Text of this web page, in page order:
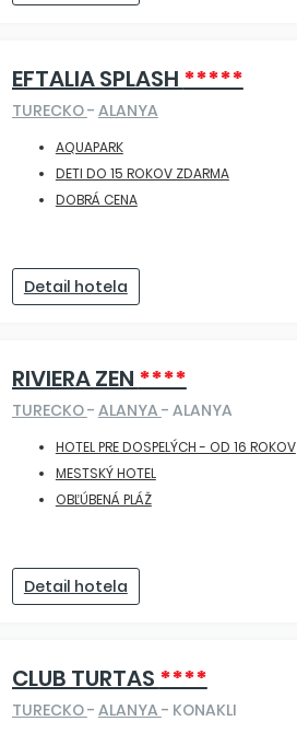
EFTALIA SPLASH *****
TURECKO- ALANYA
AQUAPARK
DETI DO 15 ROKOV ZDARMA
DOBRÁ CENA
Detail hotela
RIVIERA ZEN ****
TURECKO- ALANYA - ALANYA
HOTEL PRE DOSPELÝCH - OD 16 ROKOV
MESTSKÝ HOTEL
OBĽÚBENÁ PLÁŽ
Detail hotela
CLUB TURTAS ****
TURECKO- ALANYA - KONAKLI